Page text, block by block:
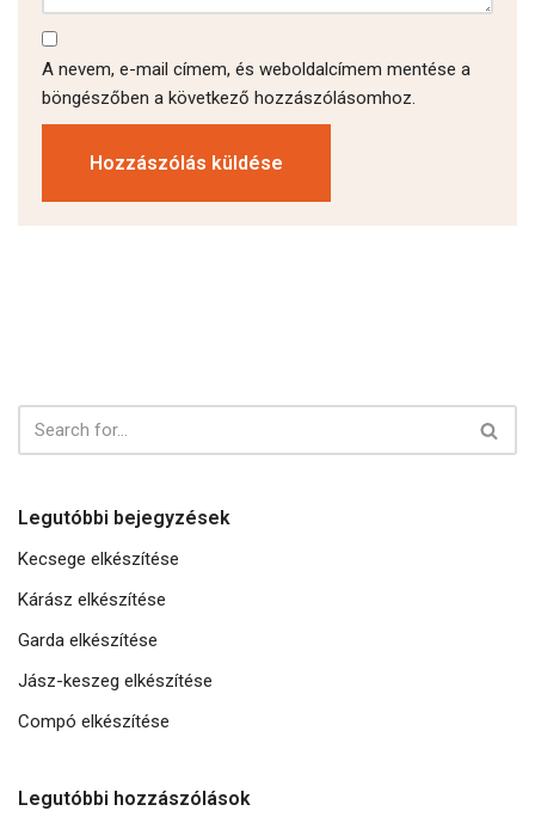
A nevem, e-mail címem, és weboldalcímem mentése a
böngészőben a következő hozzászólásomhoz.
Legutóbbi bejegyzések
Kecsege elkészítése
Kárász elkészítése
Garda elkészítése
Jász-keszeg elkészítése
Compó elkészítése
Legutóbbi hozzászólások